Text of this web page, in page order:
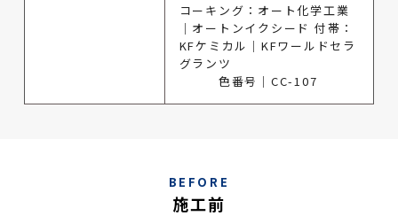
コーキング：オート化学工業
｜オートンイクシード 付帯：
KFケミカル｜KFワールドセラ
グランツ
色番号｜CC-107
BEFORE
施工前